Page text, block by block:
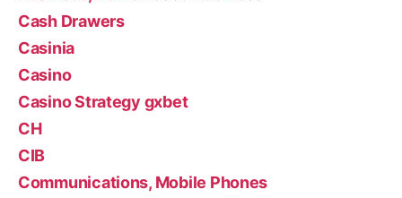
Cash Drawers
Casinia
Casino
Casino Strategy gxbet
CH
CIB
Communications, Mobile Phones